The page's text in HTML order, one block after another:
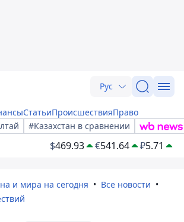
Рус
СтатьиПроисшествияПраво
#Казахстан в сравнении
$469.93 €541.64 ₽5.71
и мира на сегодня
Все новости